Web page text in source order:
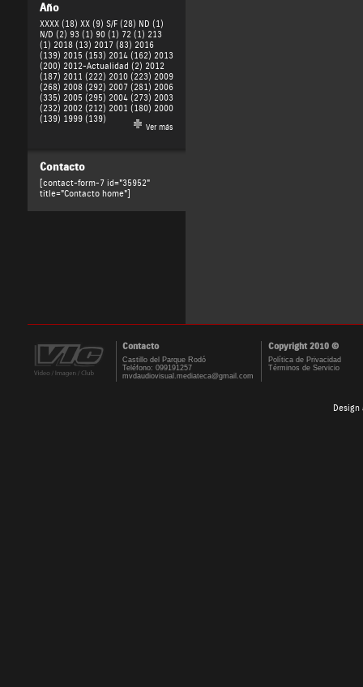
Año
XXXX (18) XX (9) S/F (28) ND (1)
N/D (2) 93 (1) 90 (1) 72 (1) 213
(1) 2018 (13) 2017 (83) 2016
(139) 2015 (153) 2014 (162) 2013
(200) 2012-Actualidad (2) 2012
(187) 2011 (222) 2010 (223) 2009
(268) 2008 (292) 2007 (281) 2006
(335) 2005 (295) 2004 (273) 2003
(232) 2002 (212) 2001 (180) 2000
(139) 1999 (139)
Ver más
Contacto
[contact-form-7 id="35952"
title="Contacto home"]
Contacto Copyright 2010 ©
Castillo del Parque Rodó
Teléfono: 099191257
mvdaudiovisual.mediateca@gmail.com
Política de Privacidad
Términos de Servicio